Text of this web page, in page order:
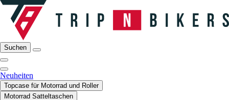
Suchen
Neuheiten
Topcase für Motorrad und Roller
Motorrad Satteltaschen